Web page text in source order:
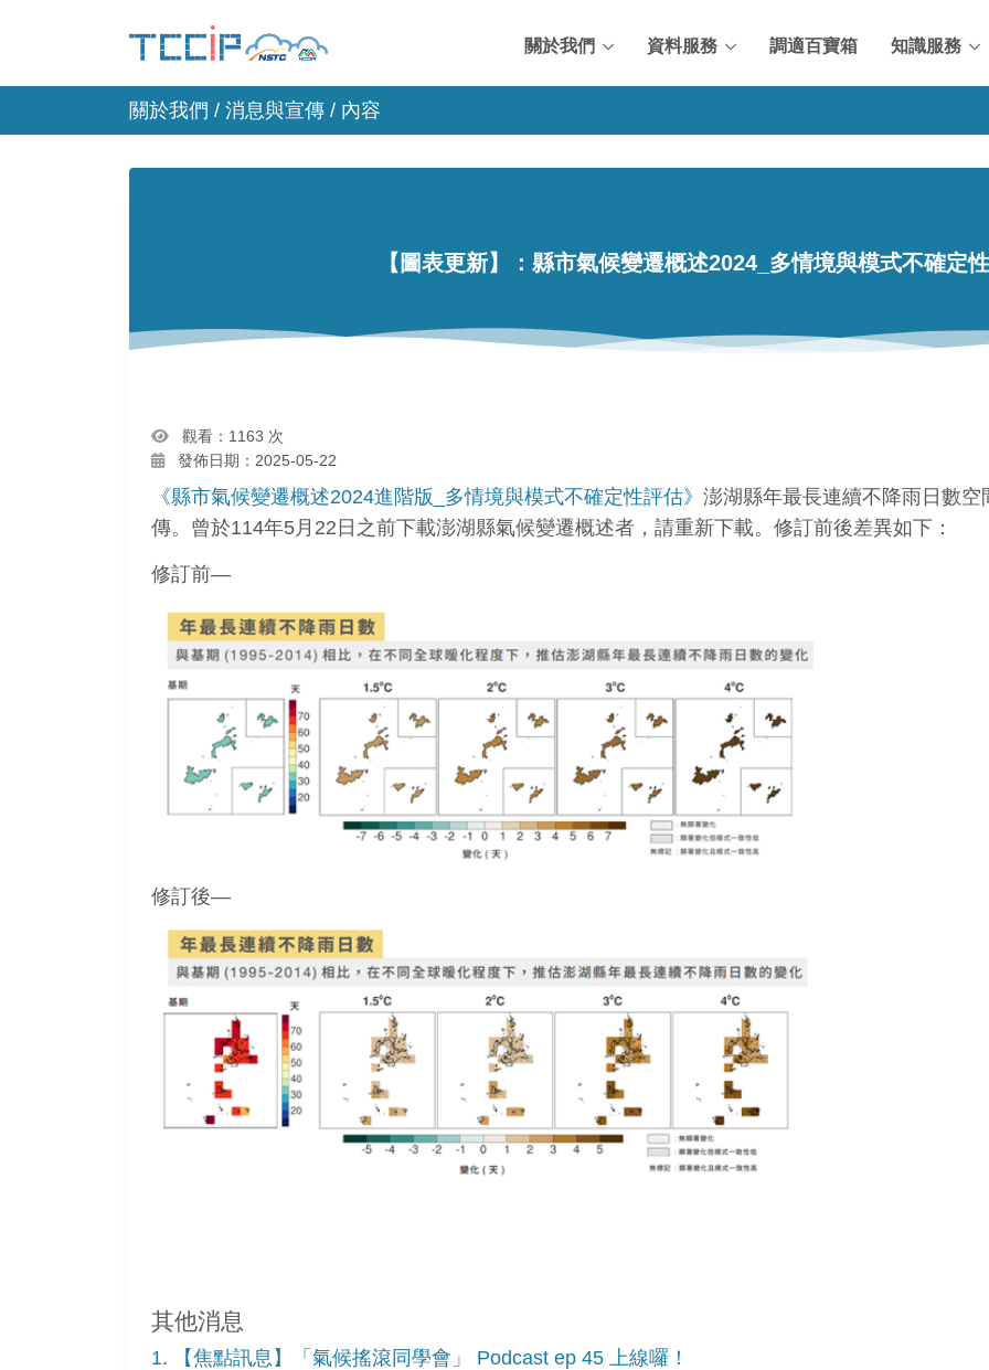
關於我們 資料服務 調適百寶箱 知識服務
關於我們 / 消息與宣傳 / 內容
【圖表更新】：縣市氣候變遷概述2024_多情境與模式不確定
觀看：1163 次
發佈日期：2025-05-22
《縣市氣候變遷概述2024進階版_多情境與模式不確定性評估》 澎湖縣年最長連續不降雨日數
傳。曾於114年5月22日之前下載澎湖縣氣候變遷概述者，請重新下載。修訂前後差異如下：
修訂前—
修訂後—
其他消息
1. 【焦點訊息】「氣候搖滾同學會」 Podcast ep 45 上線囉！